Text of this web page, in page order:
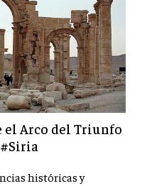
el Arco del Triunfo
históricas y